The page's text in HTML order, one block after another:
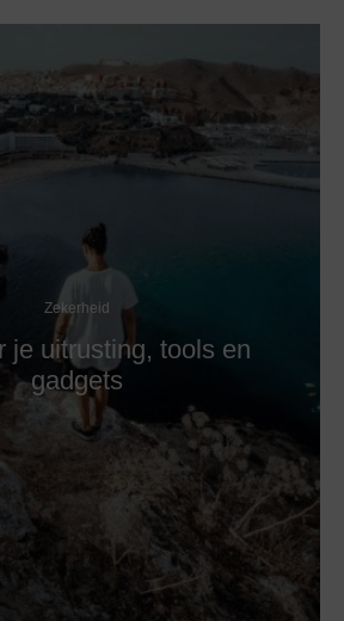
Zekerheid
je uitrusting, tools en
gadgets